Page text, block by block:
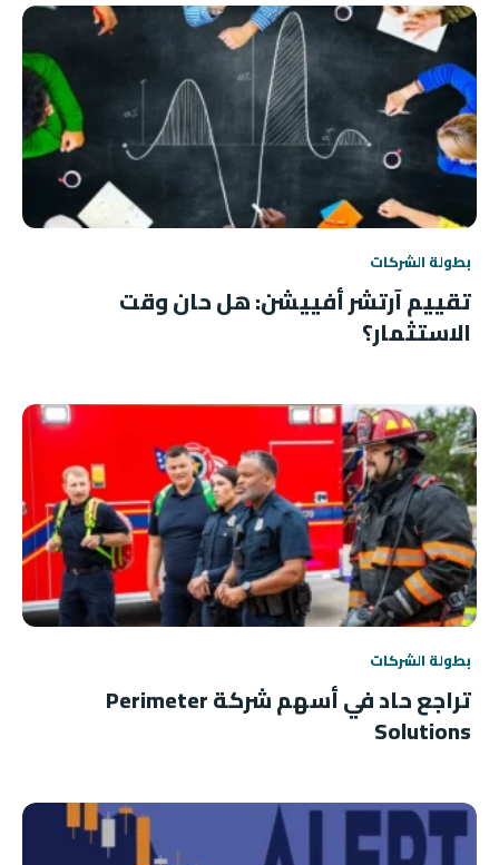
بطولة الشركات
تقييم آرتشر أفييشن: هل حان وقت
الاستثمار؟
بطولة الشركات
تراجع حاد في أسهم شركة Perimeter
Solutions